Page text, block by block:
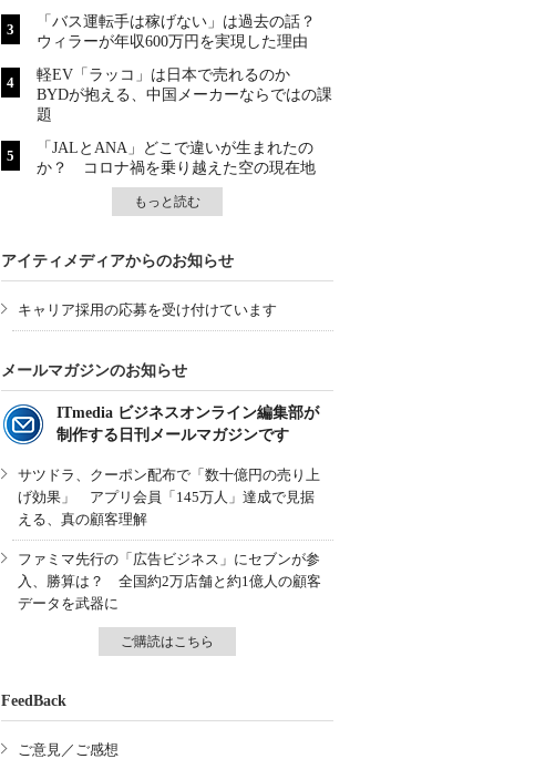
「バス運転手は稼げない」は過去の話？
ウィラーが年収600万円を実現した理由
軽EV「ラッコ」は日本で売れるのか
BYDが抱える、中国メーカーならではの課
題
「JALとANA」どこで違いが生まれたの
か？ コロナ禍を乗り越えた空の現在地
もっと読む
アイティメディアからのお知らせ
キャリア採用の応募を受け付けています
メールマガジンのお知らせ
ITmedia ビジネスオンライン編集部が
制作する日刊メールマガジンです
サツドラ、クーポン配布で「数十億円の売り上
げ効果」 アプリ会員「145万人」達成で見据
える、真の顧客理解
ファミマ先行の「広告ビジネス」にセブンが参
入、勝算は？ 全国約2万店舗と約1億人の顧客
データを武器に
ご購読はこちら
FeedBack
ご意見／ご感想